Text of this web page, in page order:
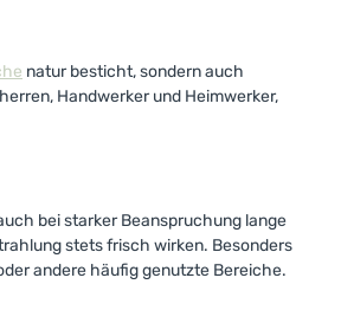
natur besticht, sondern auch
Handwerker und Heimwerker,
bei starker Beanspruchung lange
stets frisch wirken. Besonders
andere häufig genutzte Bereiche.